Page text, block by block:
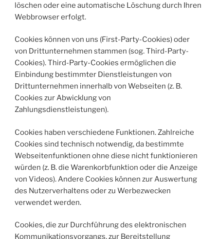
löschen oder eine automatische Löschung durch Ihren
Webbrowser erfolgt.
Cookies können von uns (First-Party-Cookies) oder
von Drittunternehmen stammen (sog. Third-Party-
Cookies). Third-Party-Cookies ermöglichen die
Einbindung bestimmter Dienstleistungen von
Drittunternehmen innerhalb von Webseiten (z. B.
Cookies zur Abwicklung von
Zahlungsdienstleistungen).
Cookies haben verschiedene Funktionen. Zahlreiche
Cookies sind technisch notwendig, da bestimmte
Webseitenfunktionen ohne diese nicht funktionieren
würden (z. B. die Warenkorbfunktion oder die Anzeige
von Videos). Andere Cookies können zur Auswertung
des Nutzerverhaltens oder zu Werbezwecken
verwendet werden.
Cookies, die zur Durchführung des elektronischen
Kommunikationsvorgangs, zur Bereitstellung